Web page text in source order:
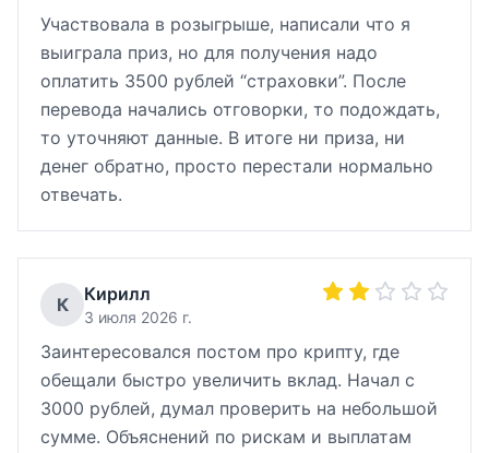
Участвовала в розыгрыше, написали что я
выиграла приз, но для получения надо
оплатить 3500 рублей “страховки”. После
перевода начались отговорки, то подождать,
то уточняют данные. В итоге ни приза, ни
денег обратно, просто перестали нормально
отвечать.
К Кирилл
3 июля 2026 г.
Заинтересовался постом про крипту, где
обещали быстро увеличить вклад. Начал с
3000 рублей, думал проверить на небольшой
сумме. Объяснений по рискам и выплатам